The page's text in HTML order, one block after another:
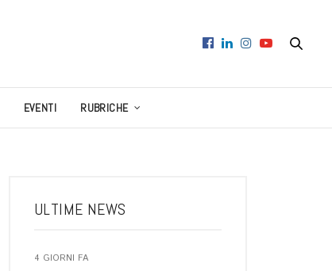
EVENTI RUBRICHE
ULTIME NEWS
4 GIORNI FA